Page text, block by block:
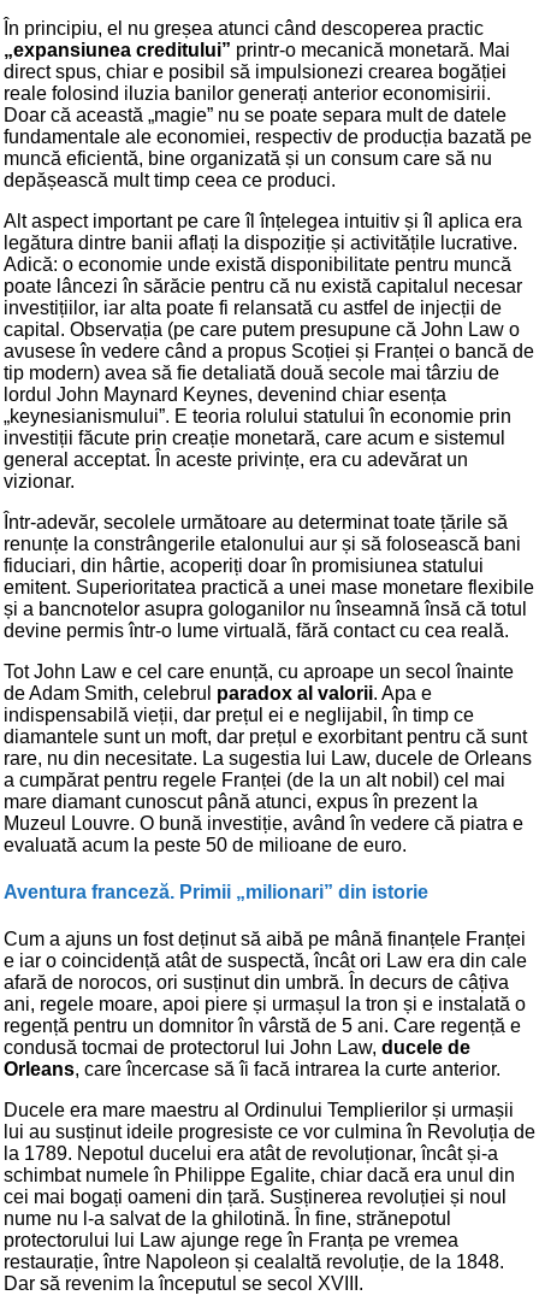
În principiu, el nu greșea atunci când descoperea practic
„expansiunea creditului” printr-o mecanică monetară. Mai
direct spus, chiar e posibil să impulsionezi crearea bogăției
reale folosind iluzia banilor generați anterior economisirii.
Doar că această „magie” nu se poate separa mult de datele
fundamentale ale economiei, respectiv de producția bazată pe
muncă eficientă, bine organizată și un consum care să nu
depășească mult timp ceea ce produci.
Alt aspect important pe care îl înțelegea intuitiv și îl aplica era
legătura dintre banii aflați la dispoziție și activitățile lucrative.
Adică: o economie unde există disponibilitate pentru muncă
poate lâncezi în sărăcie pentru că nu există capitalul necesar
investițiilor, iar alta poate fi relansată cu astfel de injecții de
capital. Observația (pe care putem presupune că John Law o
avusese în vedere când a propus Scoției și Franței o bancă de
tip modern) avea să fie detaliată două secole mai târziu de
lordul John Maynard Keynes, devenind chiar esența
„keynesianismului”. E teoria rolului statului în economie prin
investiții făcute prin creație monetară, care acum e sistemul
general acceptat. În aceste privințe, era cu adevărat un
vizionar.
Într-adevăr, secolele următoare au determinat toate țările să
renunțe la constrângerile etalonului aur și să folosească bani
fiduciari, din hârtie, acoperiți doar în promisiunea statului
emitent. Superioritatea practică a unei mase monetare flexibile
și a bancnotelor asupra gologanilor nu înseamnă însă că totul
devine permis într-o lume virtuală, fără contact cu cea reală.
Tot John Law e cel care enunță, cu aproape un secol înainte
de Adam Smith, celebrul paradox al valorii. Apa e
indispensabilă vieții, dar prețul ei e neglijabil, în timp ce
diamantele sunt un moft, dar prețul e exorbitant pentru că sunt
rare, nu din necesitate. La sugestia lui Law, ducele de Orleans
a cumpărat pentru regele Franței (de la un alt nobil) cel mai
mare diamant cunoscut până atunci, expus în prezent la
Muzeul Louvre. O bună investiție, având în vedere că piatra e
evaluată acum la peste 50 de milioane de euro.
Aventura franceză. Primii „milionari” din istorie
Cum a ajuns un fost deținut să aibă pe mână finanțele Franței
e iar o coincidență atât de suspectă, încât ori Law era din cale
afară de norocos, ori susținut din umbră. În decurs de câțiva
ani, regele moare, apoi piere și urmașul la tron și e instalată o
regență pentru un domnitor în vârstă de 5 ani. Care regență e
condusă tocmai de protectorul lui John Law, ducele de
Orleans, care încercase să îi facă intrarea la curte anterior.
Ducele era mare maestru al Ordinului Templierilor și urmașii
lui au susținut ideile progresiste ce vor culmina în Revoluția de
la 1789. Nepotul ducelui era atât de revoluționar, încât și-a
schimbat numele în Philippe Egalite, chiar dacă era unul din
cei mai bogați oameni din țară. Susținerea revoluției și noul
nume nu l-a salvat de la ghilotină. În fine, strănepotul
protectorului lui Law ajunge rege în Franța pe vremea
restaurație, între Napoleon și cealaltă revoluție, de la 1848.
Dar să revenim la începutul se secol XVIII.